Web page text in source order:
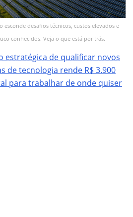
desafios técnicos, custos elevados e
conhecidos. Veja o que está por trás.
estratégica de qualificar novos
de tecnologia rende R$ 3.900
para trabalhar de onde quiser